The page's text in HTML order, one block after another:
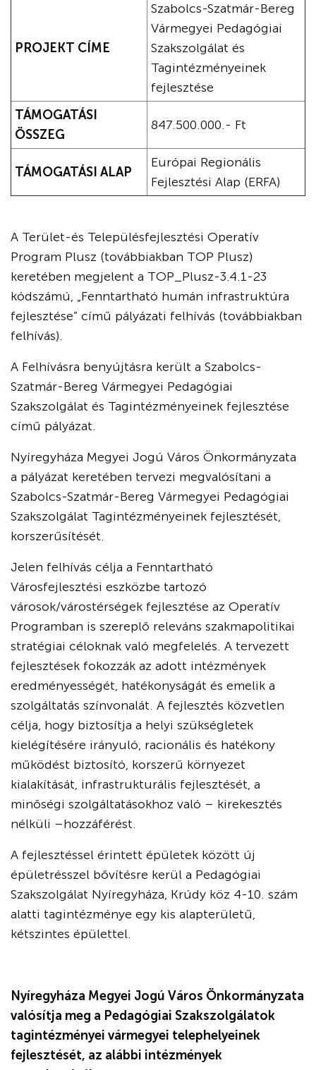
PROJEKT CÍME
Szabolcs-Szatmár-Bereg
Vármegyei Pedagógiai
Szakszolgálat és
Tagintézményeinek
fejlesztése
TÁMOGATÁSI
ÖSSZEG
847.500.000.- Ft
TÁMOGATÁSI ALAP
Európai Regionális
Fejlesztési Alap (ERFA)
A Terület-és Településfejlesztési Operatív
Program Plusz (továbbiakban TOP Plusz)
keretében megjelent a TOP_Plusz-3.4.1-23
kódszámú, „Fenntartható humán infrastruktúra
fejlesztése” című pályázati felhívás (továbbiakban
felhívás).
A Felhívásra benyújtásra került a Szabolcs-
Szatmár-Bereg Vármegyei Pedagógiai
Szakszolgálat és Tagintézményeinek fejlesztése
című pályázat.
Nyíregyháza Megyei Jogú Város Önkormányzata
a pályázat keretében tervezi megvalósítani a
Szabolcs-Szatmár-Bereg Vármegyei Pedagógiai
Szakszolgálat Tagintézményeinek fejlesztését,
korszerűsítését.
Jelen felhívás célja a Fenntartható
Városfejlesztési eszközbe tartozó
városok/várostérségek fejlesztése az Operatív
Programban is szereplő releváns szakmapolitikai
stratégiai céloknak való megfelelés. A tervezett
fejlesztések fokozzák az adott intézmények
eredményességét, hatékonyságát és emelik a
szolgáltatás színvonalát. A fejlesztés közvetlen
célja, hogy biztosítja a helyi szükségletek
kielégítésére irányuló, racionális és hatékony
működést biztosító, korszerű környezet
kialakítását, infrastrukturális fejlesztését, a
minőségi szolgáltatásokhoz való – kirekesztés
nélküli –hozzáférést.
A fejlesztéssel érintett épületek között új
épületrésszel bővítésre kerül a Pedagógiai
Szakszolgálat Nyíregyháza, Krúdy köz 4-10. szám
alatti tagintézménye egy kis alapterületű,
kétszintes épülettel.
Nyíregyháza Megyei Jogú Város Önkormányzata
valósítja meg a Pedagógiai Szakszolgálatok
tagintézményei vármegyei telephelyeinek
fejlesztését, az alábbi intézmények